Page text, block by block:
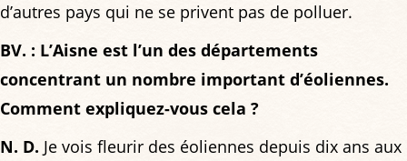
d’autres pays qui ne se privent pas de polluer.
BV. : L’Aisne est l’un des départements
concentrant un nombre important d’éoliennes.
Comment expliquez-vous cela ?
N. D. Je vois fleurir des éoliennes depuis dix ans aux